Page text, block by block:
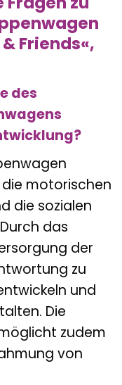
Friends«,
des
motorischen
die sozialen
das
der
zu
und
Die
zudem
von